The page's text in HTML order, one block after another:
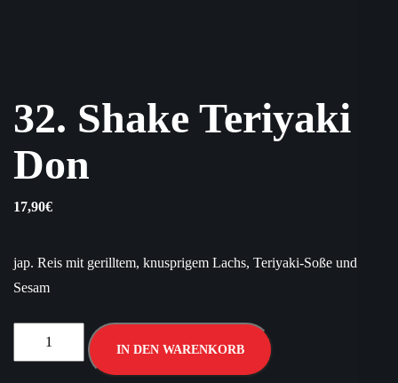
32. Shake Teriyaki
Don
17,90€
jap. Reis mit gerilltem, knusprigem Lachs, Teriyaki-Soße und
Sesam
IN DEN WARENKORB